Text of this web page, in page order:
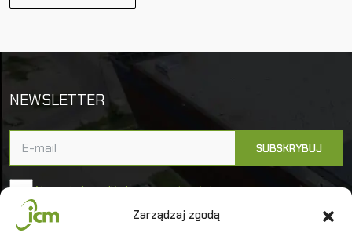
Zarządzaj zgodą
NEWSLETTER
Akceptuję politykę prywatności